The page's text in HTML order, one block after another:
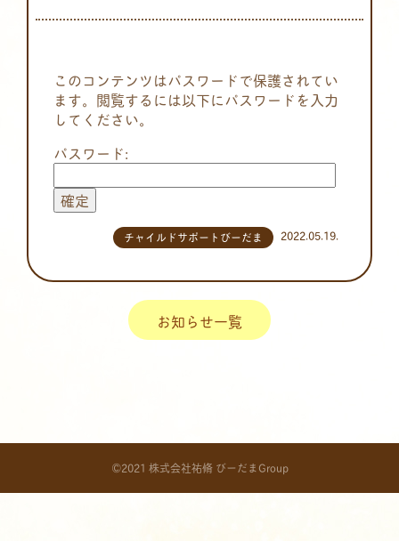
このコンテンツはパスワードで保護されてい
ます。閲覧するには以下にパスワードを入力
してください。
パスワード:
2022.05.19.
チャイルドサポートびーだま
お知らせ一覧
©2021 株式会社祐脩 びーだまGroup